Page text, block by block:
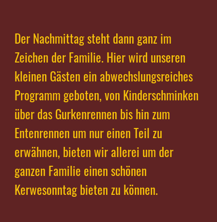
Der Nachmittag steht dann ganz im
Zeichen der Familie. Hier wird unseren
kleinen Gästen ein abwechslungsreiches
Programm geboten, von Kinderschminken
über das Gurkenrennen bis hin zum
Entenrennen um nur einen Teil zu
erwähnen, bieten wir allerei um der
ganzen Familie einen schönen
Kerwesonntag bieten zu können.